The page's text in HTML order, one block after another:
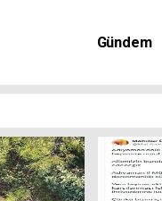
Gündem